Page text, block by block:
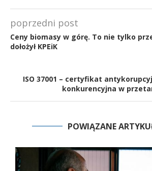
poprzedni post
Ceny biomasy w górę. To nie tylko
dołożył KPEiK
ISO 37001 – certyfikat
konkurencyjna w
POWIĄZANE